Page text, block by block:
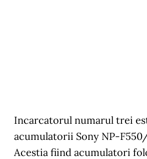
Incarcatorul numarul trei
acumulatorii Sony NP-
Acestia fiind acumulatori